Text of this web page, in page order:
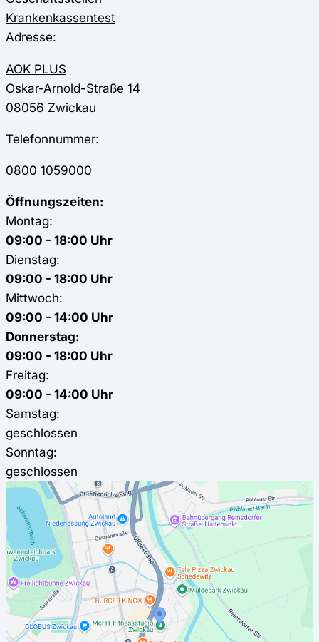
Krankenkassentest
Adresse:
AOK PLUS
Oskar-Arnold-Straße 14
08056 Zwickau
Telefonnummer:
0800 1059000
Öffnungszeiten:
Montag:
09:00 - 18:00 Uhr
Dienstag:
09:00 - 18:00 Uhr
Mittwoch:
09:00 - 14:00 Uhr
Donnerstag:
09:00 - 18:00 Uhr
Freitag:
09:00 - 14:00 Uhr
Samstag:
geschlossen
Sonntag:
geschlossen